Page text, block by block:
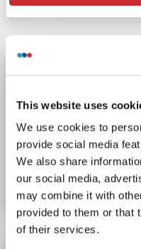
This website uses
We use cookies to
provide social media
We also share
our social media,
may combine it with
provided to them or that
of their services.
Polyclonal
unconjugated
Produktnummer
Datenblatt